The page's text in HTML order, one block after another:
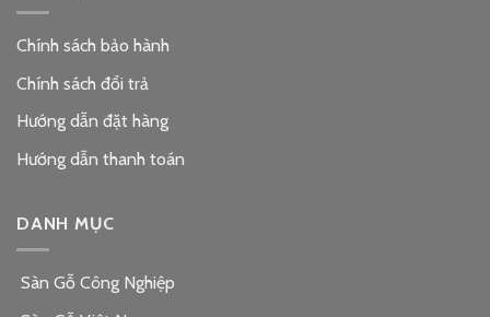
Chính sách bảo hành
Chính sách đổi trả
Hướng dẫn đặt hàng
Hướng dẫn thanh toán
DANH MỤC
Sàn Gỗ Công Nghiệp